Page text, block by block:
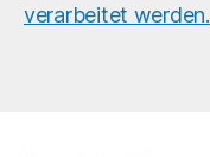
verarbeitet werden.